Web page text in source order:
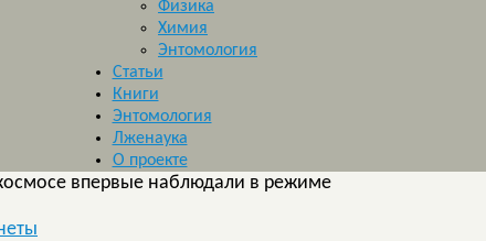
Физика
Химия
Энтомология
Статьи
Книги
Энтомология
Лженаука
О проекте
впервые наблюдали в режиме